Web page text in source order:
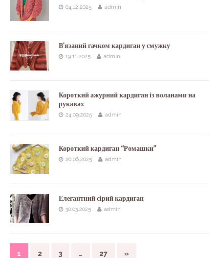
04.12.2025 admin
В’язаний гачком кардиган у смужку
19.11.2025 admin
Короткий ажурний кардиган із воланами на
рукавах
24.09.2025 admin
Короткий кардиган “Ромашки”
20.06.2025 admin
Елегантний сірий кардиган
30.03.2025 admin
1 2 3 … 27 »